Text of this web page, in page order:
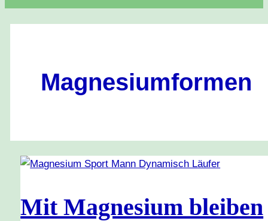
Magnesiumformen
Mit Magnesium bleiben